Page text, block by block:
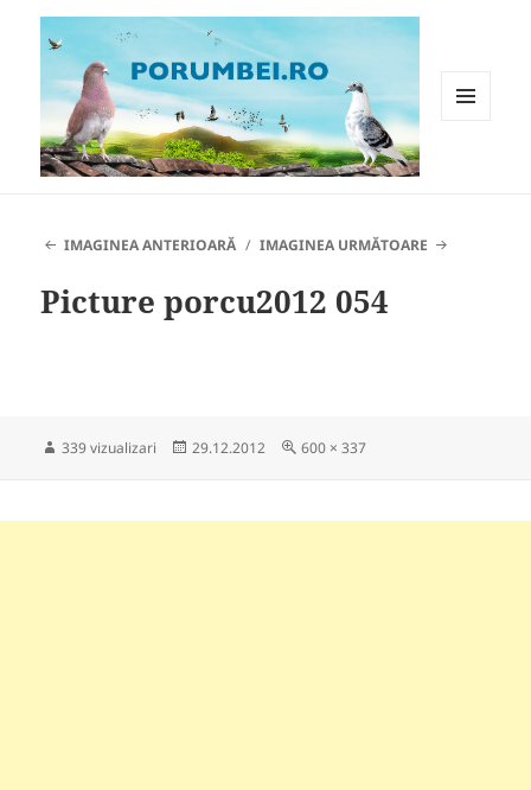
IMAGINEA ANTERIOARĂ IMAGINEA URMĂTOARE
Picture porcu2012 054
339 vizualizari
Publicat
29.12.2012
Dimensiune
600 × 337